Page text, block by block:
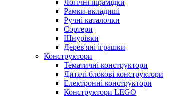
Логічні пірамідки
Рамки-вкладиші
Ручні каталочки
Сортери
Шнурівки
Дерев'яні іграшки
Конструктори
Тематичні конструктори
Дитячі блокові конструктори
Електронні конструктори
Конструктори LEGO